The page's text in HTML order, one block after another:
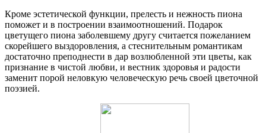
Кроме эстетической функции, прелесть и нежность пиона
поможет и в построении взаимоотношений. Подарок
цветущего пиона заболевшему другу считается пожеланием
скорейшего выздоровления, а стеснительным романтикам
достаточно преподнести в дар возлюбленной эти цветы, как
признание в чистой любви, и вестник здоровья и радости
заменит порой неловкую человеческую речь своей цветочной
поэзией.